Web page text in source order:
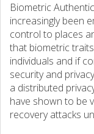
Biometric
increasingly been
control to places
that biometric
individuals and if
security and
a distributed
have shown to be
recovery attacks